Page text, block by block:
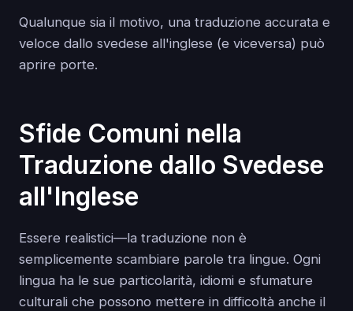
Qualunque sia il motivo, una traduzione accurata e
veloce dallo svedese all'inglese (e viceversa) può
aprire porte.
Sfide Comuni nella
Traduzione dallo Svedese
all'Inglese
Essere realistici—la traduzione non è
semplicemente scambiare parole tra lingue. Ogni
lingua ha le sue particolarità, idiomi e sfumature
culturali che possono mettere in difficoltà anche il